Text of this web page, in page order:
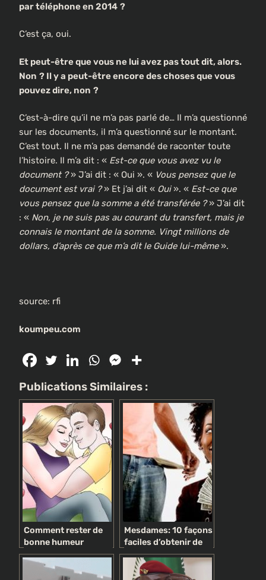
par téléphone en 2014 ?
C’est ça, oui.
Et peut-être que vous ne lui avez pas tout dit, alors.
Non ? Il y a peut-être encore des choses que vous
pouvez dire, non ?
C’est-à-dire qu’il ne m’a pas parlé de… Il m’a questionné
sur les documents, il m’a questionné sur le montant.
C’est tout. Il ne m’a pas demandé de raconter toute
l’histoire. Il m’a dit : « Est-ce que vous avez vu le
document ?» J’ai dit : « Oui ». « Vous pensez que le
document est vrai ?» Et j’ai dit « Oui». « Est-ce que
vous pensez que la somme a été transférée ?» J’ai dit
: « Non, je ne suis pas au courant du transfert, mais je
connais le montant de la somme. Vingt millions de
dollars, d’après ce que m’a dit le Guide lui-même».
source: rfi
koumpeu.com
Publications Similaires :
Comment rester de
bonne humeur
Mesdames: 10 façons
faciles d’obtenir de
l’argent de votre
homme